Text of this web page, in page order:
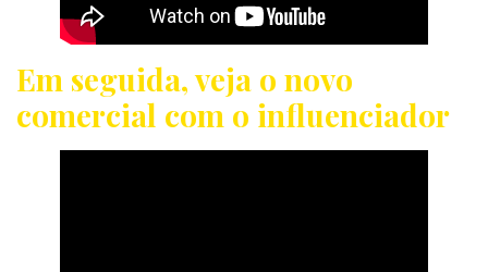
Em seguida, veja o novo
comercial com o influenciador